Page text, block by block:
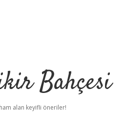
Bahçesi
alan keyifli öneriler!